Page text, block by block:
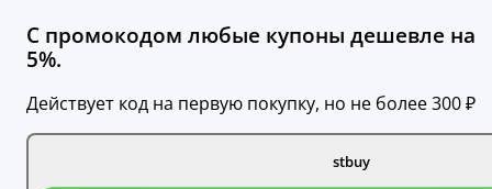
С промокодом любые купоны дешевле на
5%.
Действует код на первую покупку, но не более 300 ₽
stbuy